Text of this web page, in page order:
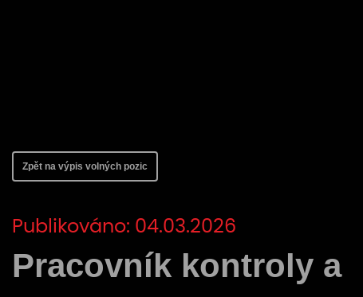
Zpět na výpis volných pozic
Publikováno: 04.03.2026
Pracovník kontroly a